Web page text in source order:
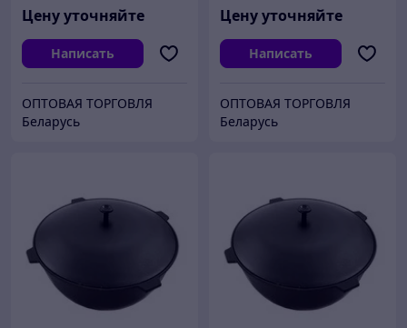
Цену уточняйте
Написать
ОПТОВАЯ ТОРГОВЛЯ
Беларусь
Цену уточняйте
Написать
ОПТОВАЯ ТОРГОВЛЯ
Беларусь